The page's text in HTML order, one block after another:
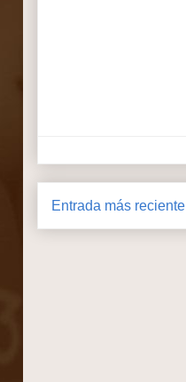
Entrada más reciente